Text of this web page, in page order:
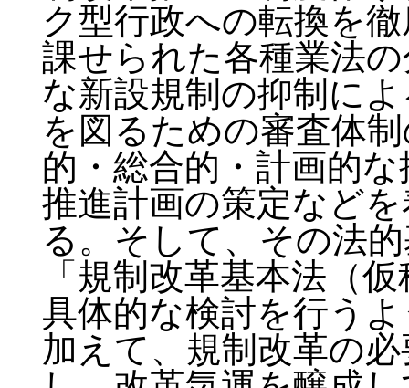
ク型行政への転換を
課せられた各種業法
な新設規制の抑制に
を図るための審査体
的・総合的・計画的
推進計画の策定など
る。そして、その法
「規制改革基本法（
具体的な検討を行う
加えて、規制改革の